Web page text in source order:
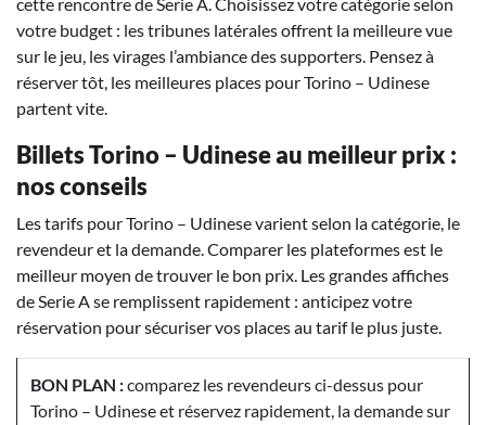
votre budget : les tribunes latérales offrent la meilleure vue
sur le jeu, les virages l’ambiance des supporters. Pensez à
réserver tôt, les meilleures places pour Torino – Udinese
partent vite.
Billets Torino – Udinese au meilleur prix :
nos conseils
Les tarifs pour Torino – Udinese varient selon la catégorie, le
revendeur et la demande. Comparer les plateformes est le
meilleur moyen de trouver le bon prix. Les grandes affiches
de Serie A se remplissent rapidement : anticipez votre
réservation pour sécuriser vos places au tarif le plus juste.
BON PLAN :comparez les revendeurs ci-dessus pour
Torino – Udinese et réservez rapidement, la demande sur